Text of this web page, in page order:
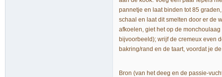
pannetje en laat binden tot 85
schaal en laat dit smelten door er de
afkoelen, giet het op de
bijvoorbeeld); wrijf de cremeux even
bakring/rand en de taart, voordat je
Bron (van het deeg en de passie-